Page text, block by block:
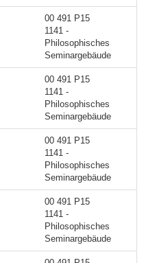
00 491 P15
1141 -
Philosophisches
Seminargebäude
00 491 P15
1141 -
Philosophisches
Seminargebäude
00 491 P15
1141 -
Philosophisches
Seminargebäude
00 491 P15
1141 -
Philosophisches
Seminargebäude